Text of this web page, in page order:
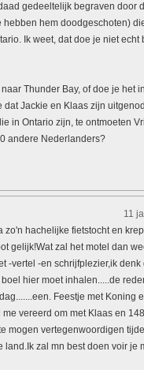
gedeeltelijk begraven door
hem doodgeschoten)
Ik weet, dat doe je niet echt
Thunder Bay, of doe je het
dat Jackie en Klaas zijn
in Ontario zijn, te ontmoeten
andere Nederlanders?
11
zo'n hachelijke fietstocht en
gelijk!Wat zal het motel dan
-vertel -en schrijfplezier,ik denk
hier moet inhalen.....de
Feestje met Koning
vereerd om met Klaas en
mogen vertegenwoordigen
land.Ik zal mn best doen voir je